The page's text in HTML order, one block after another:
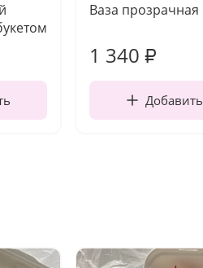
Ваза прозрачная
1 340 ₽
Добавить